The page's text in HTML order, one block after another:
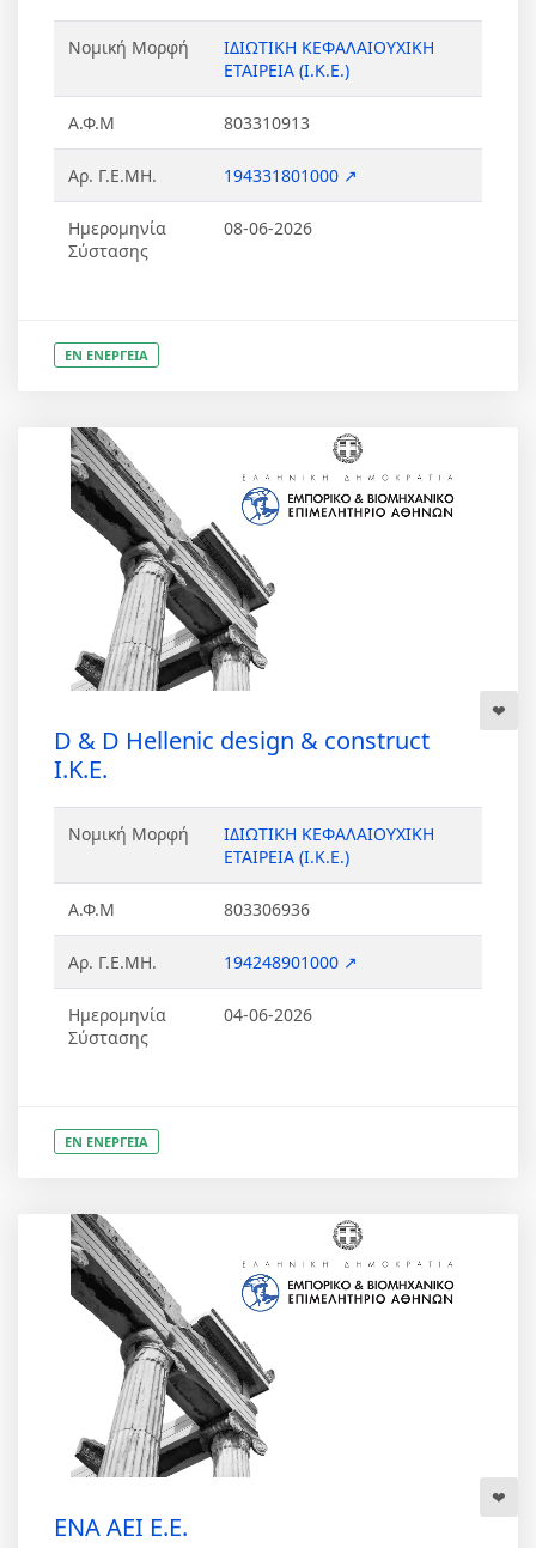
Νομική Μορφή
ΙΔΙΩΤΙΚΗ ΚΕΦΑΛΑΙΟΥΧΙΚΗ
ΕΤΑΙΡΕΙΑ (Ι.Κ.Ε.)
Α.Φ.Μ 803310913
Αρ. Γ.Ε.ΜΗ. 194331801000 ↗
Ημερομηνία
Σύστασης
08-06-2026
ΕΝ ΕΝΕΡΓΕΙΑ
D & D Hellenic design & construct
Ι.Κ.Ε.
Νομική Μορφή
ΙΔΙΩΤΙΚΗ ΚΕΦΑΛΑΙΟΥΧΙΚΗ
ΕΤΑΙΡΕΙΑ (Ι.Κ.Ε.)
Α.Φ.Μ 803306936
Αρ. Γ.Ε.ΜΗ. 194248901000 ↗
Ημερομηνία
Σύστασης
04-06-2026
ΕΝ ΕΝΕΡΓΕΙΑ
ΕΝΑ ΑΕΙ Ε.Ε.